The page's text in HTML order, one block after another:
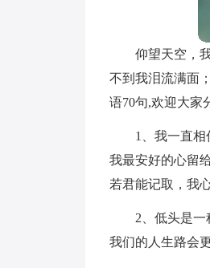
仰望天空，
不到我泪流满面
语70句,欢迎大家
1、我一直
我最安好的心留
若君能记取，我
2、低头是
我们的人生路会